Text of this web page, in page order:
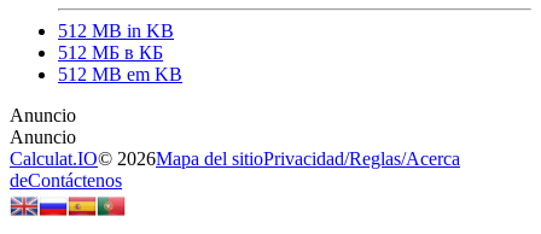
512 MB in KB
512 МБ в КБ
512 MB em KB
Calculat.IO© 2026Mapa del sitioPrivacidad/Reglas/Acerca
deContáctenos